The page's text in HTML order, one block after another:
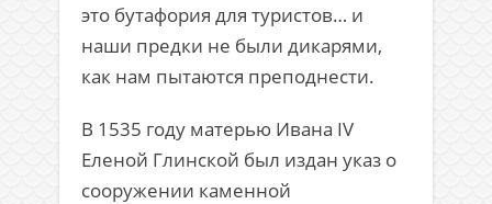
это бутафория для туристов… и
наши предки не были дикарями,
как нам пытаются преподнести.
В 1535 году матерью Ивана IV
Еленой Глинской был издан указ о
сооружении каменной